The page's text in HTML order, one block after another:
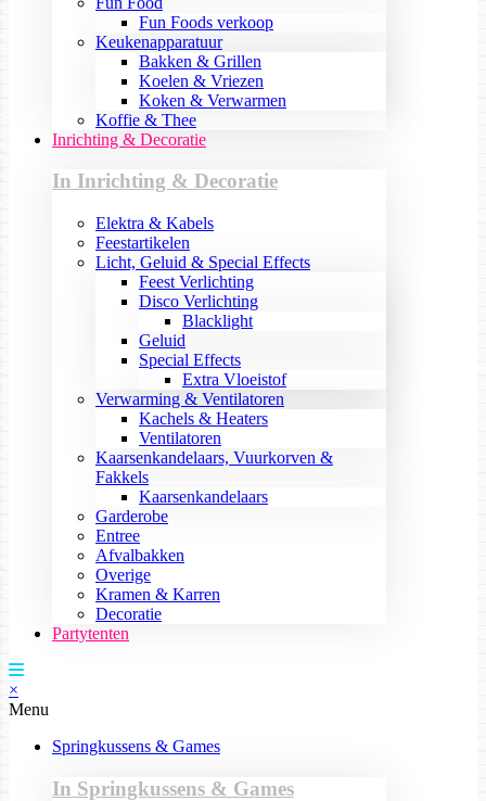
Fun Foods verkoop
Keukenapparatuur
Bakken & Grillen
Koelen & Vriezen
Koken & Verwarmen
Koffie & Thee
Inrichting & Decoratie
In Inrichting & Decoratie
Elektra & Kabels
Feestartikelen
Licht, Geluid & Special Effects
Feest Verlichting
Disco Verlichting
Blacklight
Geluid
Special Effects
Extra Vloeistof
Verwarming & Ventilatoren
Kachels & Heaters
Ventilatoren
Kaarsenkandelaars, Vuurkorven &
Fakkels
Kaarsenkandelaars
Garderobe
Entree
Afvalbakken
Overige
Kramen & Karren
Decoratie
Partytenten
×
Menu
Springkussens & Games
In Springkussens & Games